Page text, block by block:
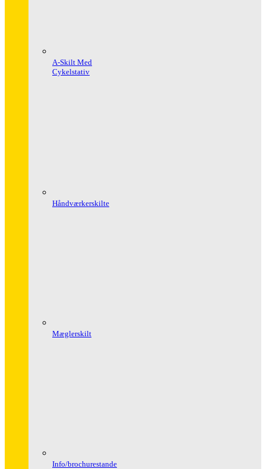
A-Skilt Med
Cykelstativ
Håndværkerskilte
Mæglerskilt
Info/brochurestande